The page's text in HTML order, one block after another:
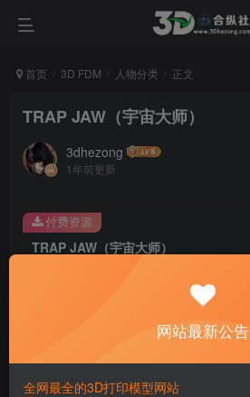
首页 3D FDM 人物分类 正文
TRAP JAW（宇宙大师）
3dhezong
1年前更新
TRAP JAW（宇宙大师）
100
免费
付费资源
网站最新公告
全网最全的3D打印模型网站